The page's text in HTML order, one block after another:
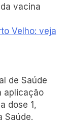
vacina
Velho: veja
de Saúde
aplicação
dose 1,
Saúde.